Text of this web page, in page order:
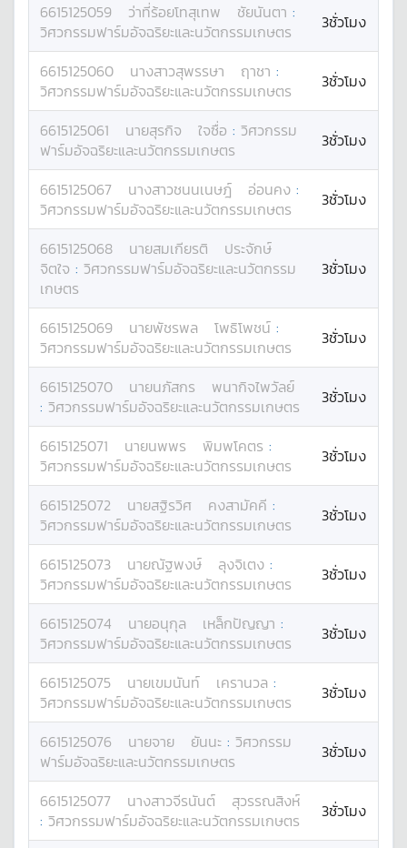
6615125059 ว่าที่ร้อยโทสุเทพ ชัยนันตา :
วิศวกรรมฟาร์มอัจฉริยะและนวัตกรรมเกษตร
3ชั่วโมง
6615125060 นางสาวสุพรรษา ฤาชา :
วิศวกรรมฟาร์มอัจฉริยะและนวัตกรรมเกษตร
3ชั่วโมง
6615125061 นายสุรกิจ ใจซื่อ : วิศวกรรม
ฟาร์มอัจฉริยะและนวัตกรรมเกษตร
3ชั่วโมง
6615125067 นางสาวชนนเนษฎ์ อ่อนคง :
วิศวกรรมฟาร์มอัจฉริยะและนวัตกรรมเกษตร
3ชั่วโมง
6615125068 นายสมเกียรติ
ประจักษ์
จิตใจ : วิศวกรรมฟาร์มอัจฉริยะและนวัตกรรม
เกษตร
3ชั่วโมง
6615125069 นายพัชรพล โพธิโพชน์ :
วิศวกรรมฟาร์มอัจฉริยะและนวัตกรรมเกษตร
3ชั่วโมง
6615125070 นายนภัสกร
พนากิจไพวัลย์
: วิศวกรรมฟาร์มอัจฉริยะและนวัตกรรมเกษตร 3ชั่วโมง
6615125071 นายนพพร พิมพโคตร :
วิศวกรรมฟาร์มอัจฉริยะและนวัตกรรมเกษตร
3ชั่วโมง
6615125072 นายสฐิรวิศ คงสามัคคี :
วิศวกรรมฟาร์มอัจฉริยะและนวัตกรรมเกษตร
3ชั่วโมง
6615125073 นายณัฐพงษ์ ลุงจิเตง :
วิศวกรรมฟาร์มอัจฉริยะและนวัตกรรมเกษตร
3ชั่วโมง
6615125074 นายอนุกุล เหล็กปัญญา :
วิศวกรรมฟาร์มอัจฉริยะและนวัตกรรมเกษตร
3ชั่วโมง
6615125075 นายเขมนันท์ เครานวล :
วิศวกรรมฟาร์มอัจฉริยะและนวัตกรรมเกษตร
3ชั่วโมง
6615125076 นายจาย ยันนะ : วิศวกรรม
ฟาร์มอัจฉริยะและนวัตกรรมเกษตร
3ชั่วโมง
6615125077 นางสาวจีรนันต์
สุวรรณสิงห์
: วิศวกรรมฟาร์มอัจฉริยะและนวัตกรรมเกษตร 3ชั่วโมง